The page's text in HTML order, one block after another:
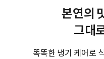
본연의
그대
똑똑한 냉기 케어로